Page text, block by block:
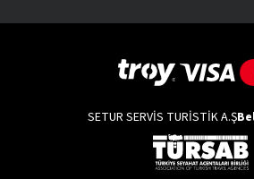
SETUR SERVİS TURİSTİK A.Ş